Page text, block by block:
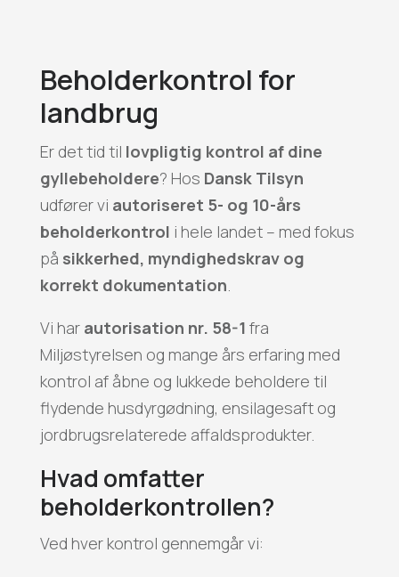
Beholderkontrol for
landbrug
Er det tid til lovpligtig kontrol af dine
gyllebeholdere? Hos Dansk Tilsyn
udfører vi autoriseret 5- og 10-års
beholderkontrol i hele landet – med fokus
på sikkerhed, myndighedskrav og
korrekt dokumentation.
Vi har autorisation nr. 58-1 fra
Miljøstyrelsen og mange års erfaring med
kontrol af åbne og lukkede beholdere til
flydende husdyrgødning, ensilagesaft og
jordbrugsrelaterede affaldsprodukter.
Hvad omfatter
beholderkontrollen?
Ved hver kontrol gennemgår vi: